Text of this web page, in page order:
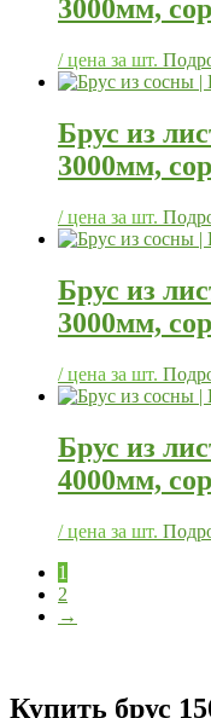
3000мм,
/ цена за шт.
Брус из
3000мм,
/ цена за шт.
Брус из
3000мм,
/ цена за шт.
Брус из
4000мм,
/ цена за шт.
1
2
→
Купить брус